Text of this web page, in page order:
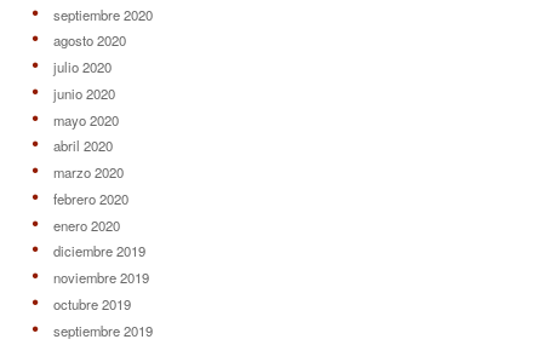
septiembre 2020
agosto 2020
julio 2020
junio 2020
mayo 2020
abril 2020
marzo 2020
febrero 2020
enero 2020
diciembre 2019
noviembre 2019
octubre 2019
septiembre 2019